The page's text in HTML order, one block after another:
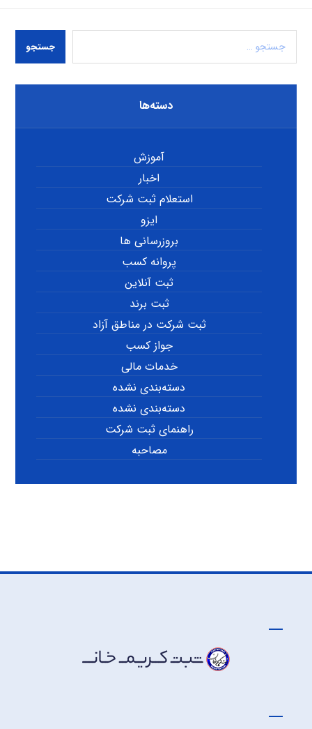
جستجو
دسته‌ها
آموزش
اخبار
استعلام ثبت شرکت
ایزو
بروزرسانی ها
پروانه کسب
ثبت آنلاین
ثبت برند
ثبت شرکت در مناطق آزاد
جواز کسب
خدمات مالی
دسته‌بندی نشده
دسته‌بندی نشده
راهنمای ثبت شرکت
مصاحبه